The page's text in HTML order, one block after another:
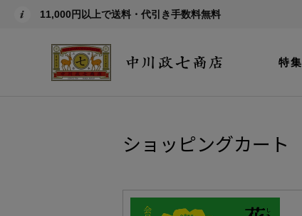
11,000円以上で送料・代引き手数料無料
特集
ショッピングカート